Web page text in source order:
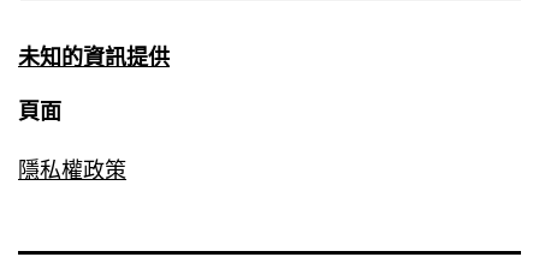
未知的資訊提供
頁面
隱私權政策